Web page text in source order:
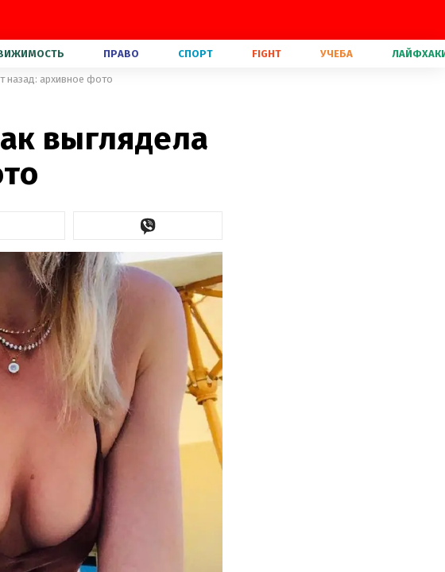
ПРАВО СПОРТ FIGHT УЧЕБА
назад: архивное фото
выглядела